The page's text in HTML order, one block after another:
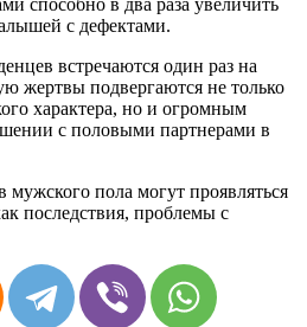
с дефектами.
встречаются один раз на
жертвы подвергаются не только
характера, но и огромным
с половыми партнерами в
мужского пола могут проявляться
последствия, проблемы с